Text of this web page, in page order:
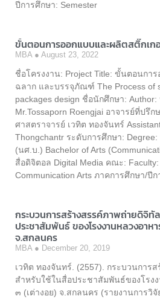
ปีการศึกษา: Semester
ขั้นตอนการออกแบบและผลิตสติ๊กเก
MBA August 23, 2022
ชื่อโครงงาน: Project Title: ขั้นตอนกา
ฉลาก และบรรจุภัณฑ์ The Process of
packages design ชื่อนักศึกษา: Author:
Mr.Tossaporn Roengjai อาจารย์ที่ปรึก
ศาสตราจารย์ เวทิต ทองจันทร์
Thongchantr ระดับการศึกษา:
(นศ.บ.) Bachelor of Arts
สื่อดิจิตอล Digital Media คณะ:
Communication Arts ภาคการศึกษา/ปี
กระบวนการสร้างสรรค์ภาพถ่ายดิจิทั
ประชาสัมพันธ์ ของโรงงานหลวงอาห
จ.สกลนคร
MBA December 20, 2019
เวทิต ทองจันทร์. (2557). กระบวนการ
สำหรับใช้ในสื่อประชาสัมพันธ์ของโรง
๓ (เต่างอย) จ.สกลนคร (รายงานการวิ